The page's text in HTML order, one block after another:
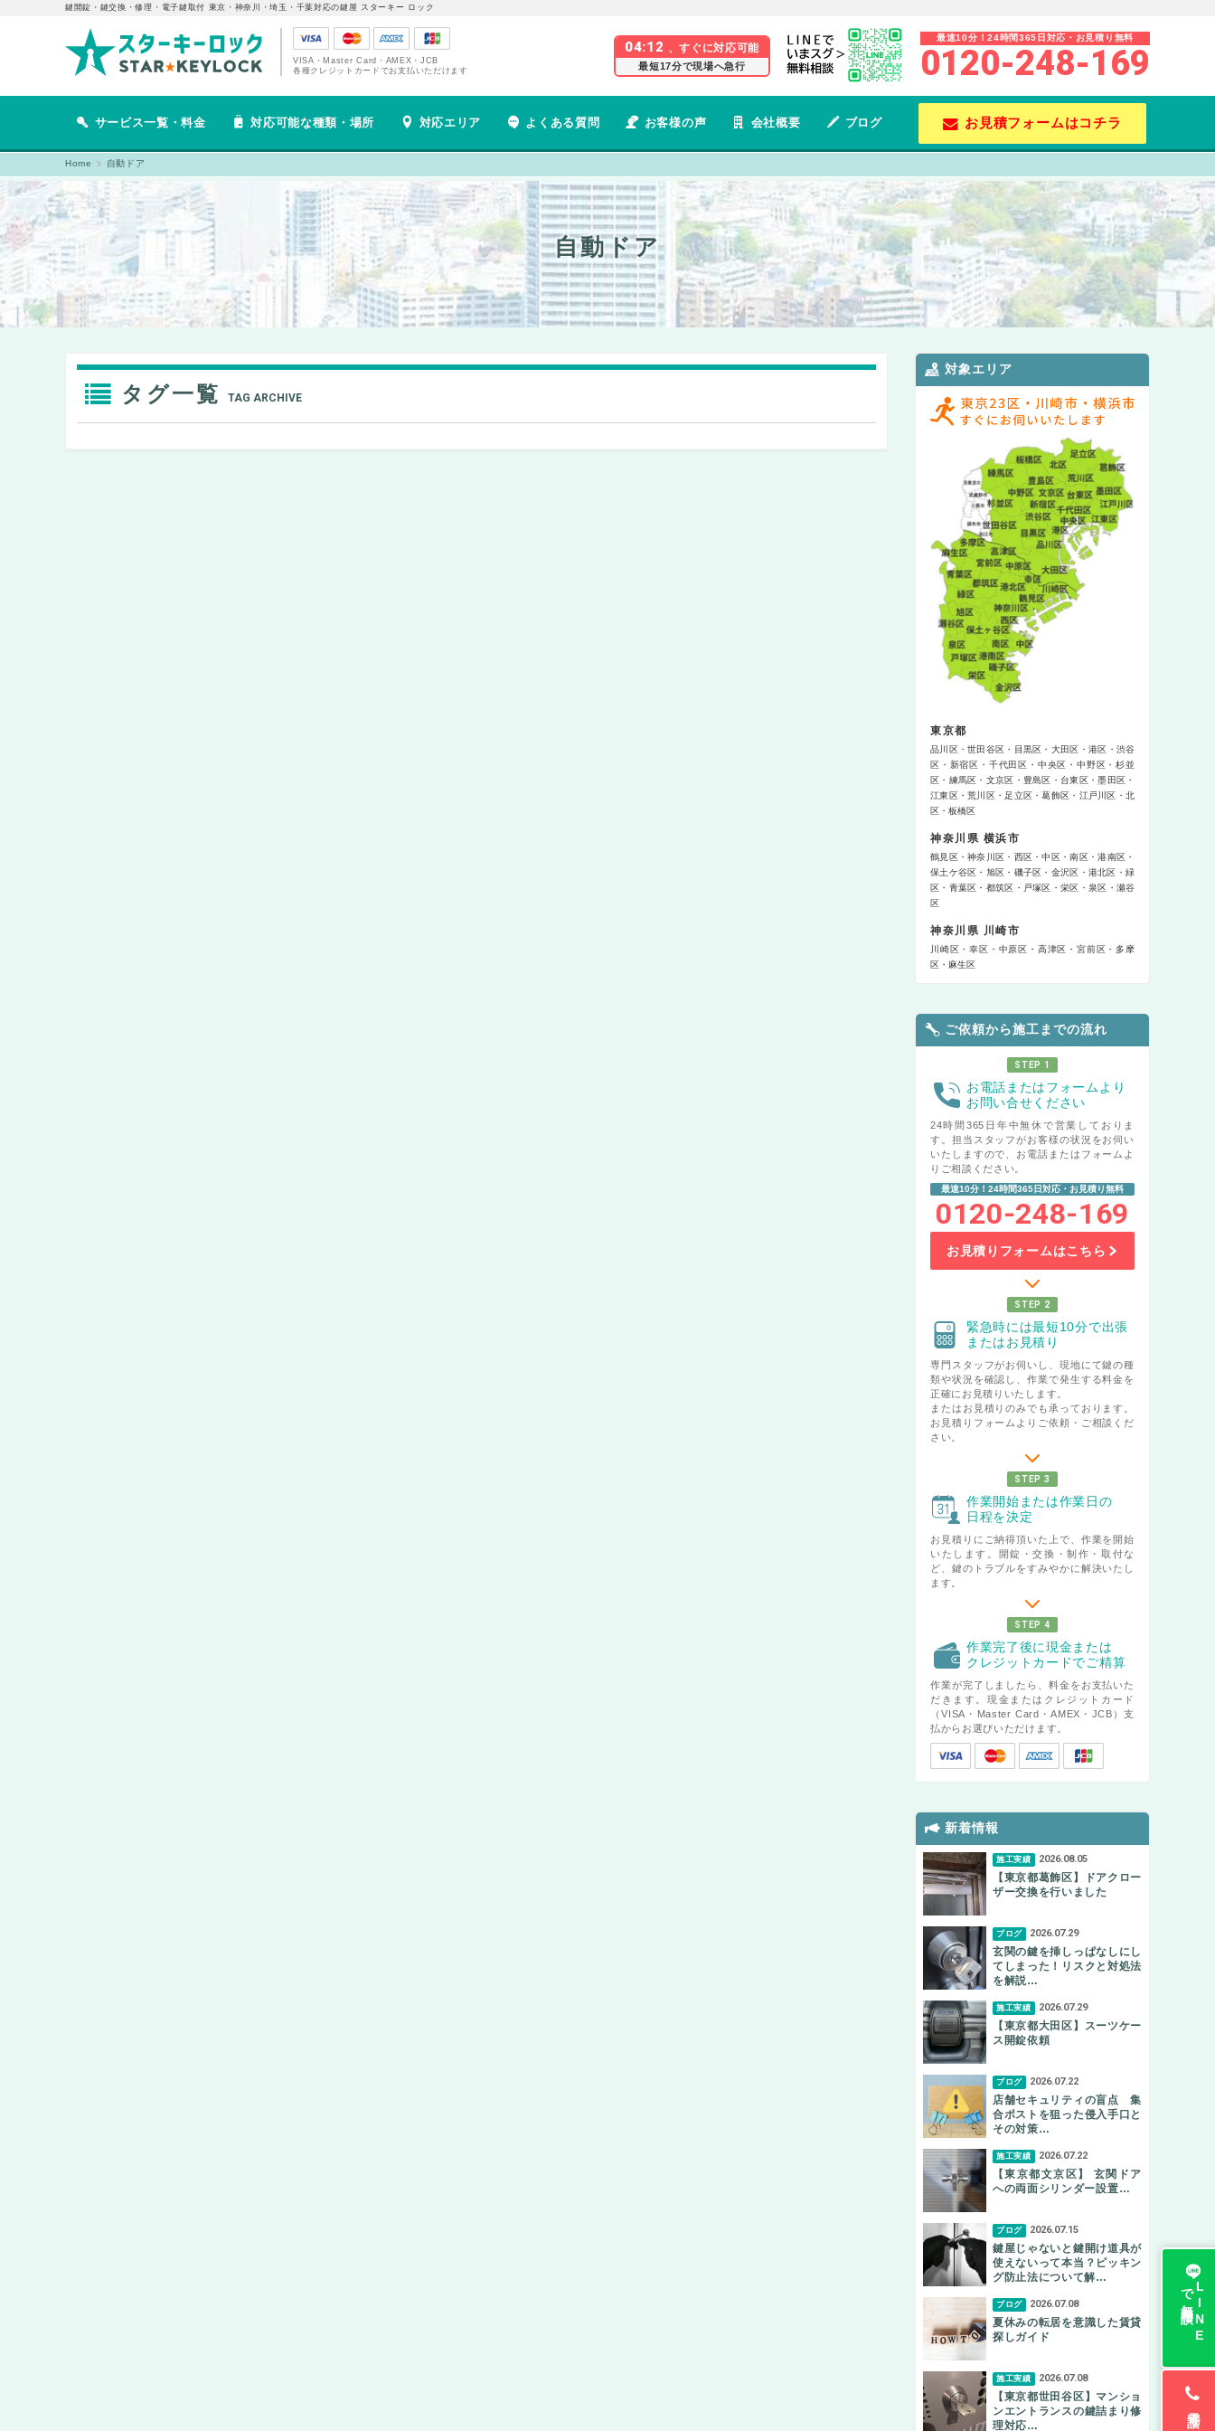
鍵開錠・鍵交換・修理・電子鍵取付 東京・神奈川・埼玉・千葉対応の鍵屋 スターキー ロック
VISA・Master Card・AMEX・JCB
各種クレジットカードでお支払いただけます
04:12 、すぐに対応可能
最短17分で現場へ急行
最速10分！24時間365日対応・お見積り無料
0120-248-169
サービス一覧・料金 対応可能な種類・場所 対応エリア よくある質問 お客様の声 会社概要 ブログ お見積フォームはコチラ
Home 自動ドア
自動ドア
タグ一覧 TAG ARCHIVE
対象エリア
東京都
品川区 世田谷区 目黒区 大田区 港区
渋谷
区
新宿区 千代田区 中央区 中野区
杉並
区
練馬区 文京区 豊島区 台東区
墨田区
江東区
荒川区 足立区 葛飾区 江戸川区
北
区
板橋区
神奈川県 横浜市
鶴見区 神奈川区 西区 中区 南区
港南区
保土ケ谷区
旭区 磯子区 金沢区 港北区
緑
区
青葉区 都筑区 戸塚区 栄区 泉区
瀬谷
区
神奈川県 川崎市
川崎区 幸区 中原区 高津区 宮前区
多摩
区
麻生区
ご依頼から施工までの流れ
STEP 1
お電話またはフォームより
お問い合せください
24時間365日年中無休で営業しておりま
す。担当スタッフがお客様の状況をお伺い
いたしますので、お電話またはフォームよ
りご相談ください。
最速10分！24時間365日対応・お見積り無料
0120-248-169
お見積りフォームはこちら
STEP 2
緊急時には最短10分で出張
またはお見積り
専門スタッフがお伺いし、現地にて鍵の種
類や状況を確認し、作業で発生する料金を
正確にお見積りいたします。
またはお見積りのみでも承っております。
お見積りフォームよりご依頼・ご相談くだ
さい。
STEP 3
作業開始または作業日の
日程を決定
お見積りにご納得頂いた上で、作業を開始
いたします。開錠・交換・制作・取付な
ど、鍵のトラブルをすみやかに解決いたし
ます。
STEP 4
作業完了後に現金または
クレジットカードでご精算
作業が完了しましたら、料金をお支払いた
だきます。現金またはクレジットカード
（VISA・Master Card・AMEX・JCB）支
払からお選びいただけます。
新着情報
施工実績 2026.08.05
【東京都葛飾区】ドアクロー
ザー交換を行いました
ブログ 2026.07.29
玄関の鍵を挿しっぱなしにし
てしまった！リスクと対処法
を解説…
施工実績 2026.07.29
【東京都大田区】スーツケー
ス開錠依頼
ブログ 2026.07.22
店舗セキュリティの盲点 集
合ポストを狙った侵入手口と
その対策…
施工実績 2026.07.22
【東京都文京区】 玄関ドア
への両面シリンダー設置…
ブログ 2026.07.15
鍵屋じゃないと鍵開け道具が
使えないって本当？ピッキン
グ防止法について解…
ブログ 2026.07.08
夏休みの転居を意識した賃貸
探しガイド
施工実績 2026.07.08
【東京都世田谷区】マンショ
ンエントランスの鍵詰まり修
理対応…
L
I
N
E
で
無料相談
電話で無料相談